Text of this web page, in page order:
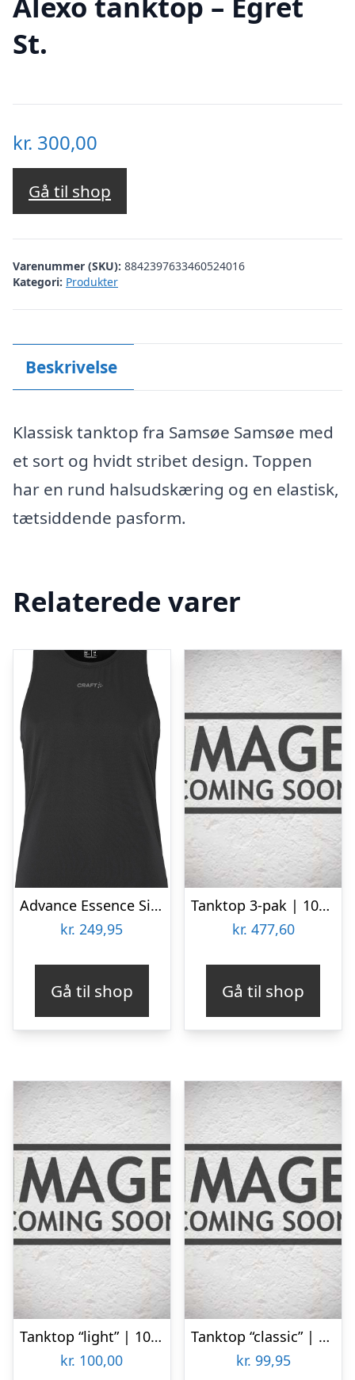
St.
kr. 300,00
Gå til shop
Varenummer (SKU): 8842397633460524016
Kategori: Produkter
Beskrivelse
Klassisk tanktop fra Samsøe Samsøe med
et sort og hvidt stribet design. Toppen
har en rund halsudskæring og en elastisk,
tætsiddende pasform.
Relaterede varer
Advance Essence Singlet Tanktop
kr. 249,95
Gå til shop
Tanktop 3-pak | 100% økologisk bomuld | Hvid
kr. 477,60
Gå til shop
Tanktop “light” | 100% bomuld | Hvid
kr. 100,00
Tanktop “classic” | 100% bomuld | Sort
kr. 99,95